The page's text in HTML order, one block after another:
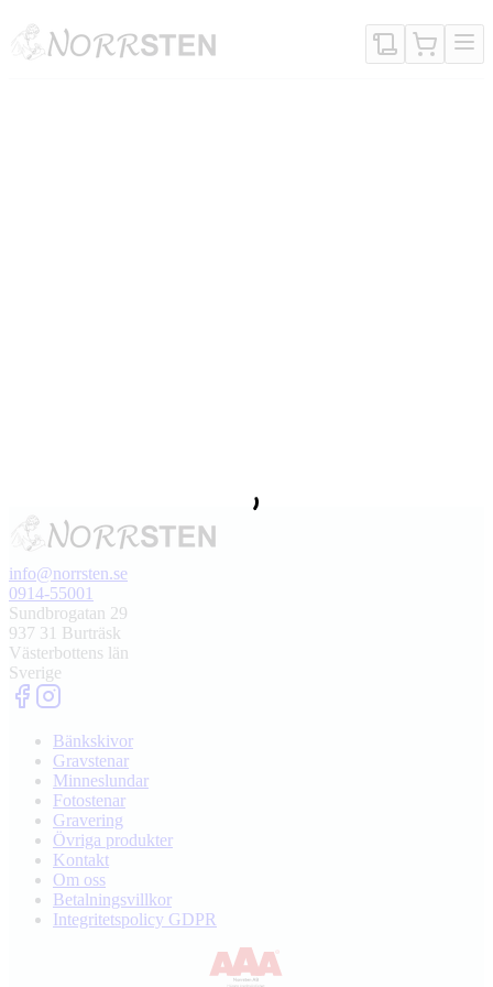
info@norrsten.se
0914-55001
Sundbrogatan 29
937 31 Burträsk
Västerbottens län
Sverige
Bänkskivor
Gravstenar
Minneslundar
Fotostenar
Gravering
Övriga produkter
Kontakt
Om oss
Betalningsvillkor
Integritetspolicy GDPR